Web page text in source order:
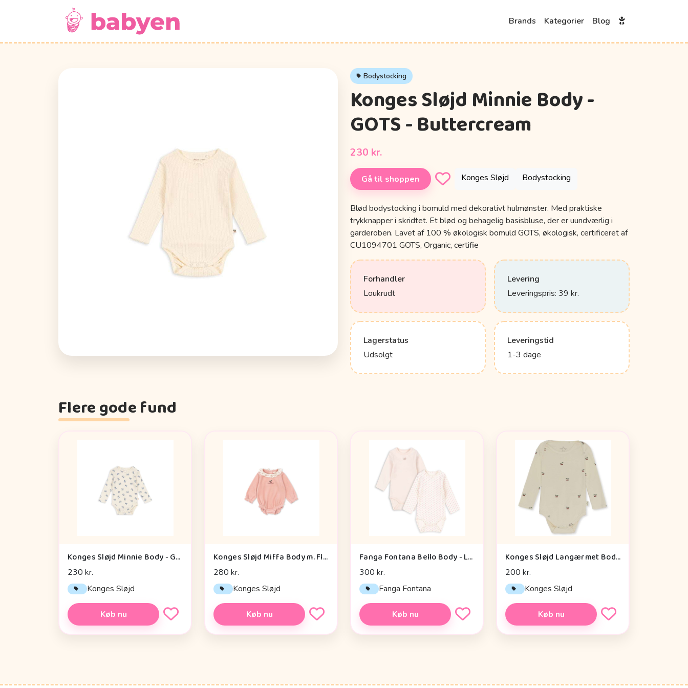
Brands Kategorier Blog
Bodystocking
Konges Sløjd Minnie Body -
GOTS - Buttercream
230 kr.
Gå til shoppen Konges Sløjd Bodystocking
Blød bodystocking i bomuld med dekorativt hulmønster. Med praktiske
trykknapper i skridtet. Et blød og behagelig basisbluse, der er uundværlig i
garderoben. Lavet af 100 % økologisk bomuld GOTS, økologisk, certificeret af
CU1094701 GOTS, Organic, certifie
Forhandler
Loukrudt
Levering
Leveringspris: 39 kr.
Lagerstatus
Udsolgt
Leveringstid
1-3 dage
Flere gode fund
Konges Sløjd Minnie Body - GOTS - Bow/Bleu
230 kr.
Konges Sløjd
Køb nu
Konges Sløjd Miffa Body m. Flæser - GOTS - Mellow Rose
280 kr.
Konges Sløjd
Køb nu
Fanga Fontana Bello Body - Langærmet - 2-pak - OCS - Blush Mix
300 kr.
Fanga Fontana
Køb nu
Konges Sløjd Langærmet Body - GOTS - Cherry
200 kr.
Konges Sløjd
Køb nu